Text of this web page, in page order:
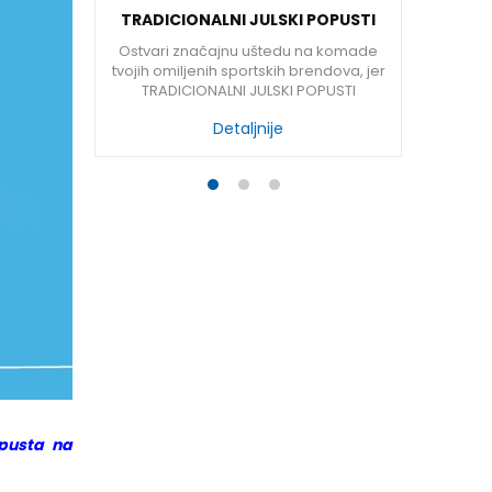
na
svoj
a prije
iz nove
se za
TRADICIONALNI JULSKI POPUSTI
ČEKAJU NA TEBE U SPORT REALITY
RADNJAMA
Ostvari značajnu uštedu na komade
tvojih omiljenih sportskih brendova, jer
TRADICIONALNI JULSKI POPUSTI
Detaljnije
1 2 3